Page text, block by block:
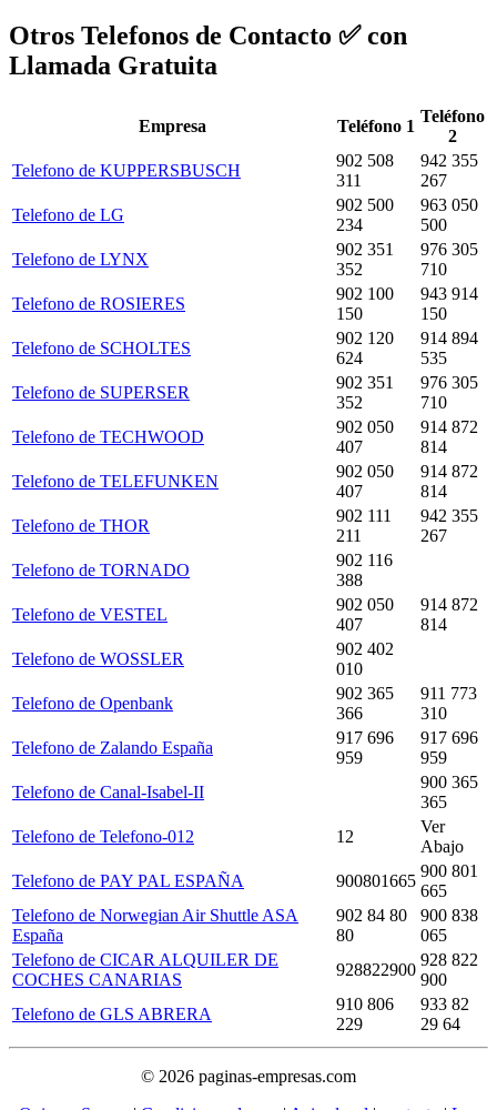
Otros Telefonos de Contacto ✅ con
Llamada Gratuita
Empresa Teléfono 1
Teléfono
2
Telefono de KUPPERSBUSCH
902 508
311
942 355
267
Telefono de LG
902 500
234
963 050
500
Telefono de LYNX
902 351
352
976 305
710
Telefono de ROSIERES
902 100
150
943 914
150
Telefono de SCHOLTES
902 120
624
914 894
535
Telefono de SUPERSER
902 351
352
976 305
710
Telefono de TECHWOOD
902 050
407
914 872
814
Telefono de TELEFUNKEN
902 050
407
914 872
814
Telefono de THOR
902 111
211
942 355
267
Telefono de TORNADO
902 116
388
Telefono de VESTEL
902 050
407
914 872
814
Telefono de WOSSLER
902 402
010
Telefono de Openbank
902 365
366
911 773
310
Telefono de Zalando España
917 696
959
917 696
959
Telefono de Canal-Isabel-II
900 365
365
Telefono de Telefono-012
12
Ver
Abajo
Telefono de PAY PAL ESPAÑA
900801665
900 801
665
Telefono de Norwegian Air Shuttle ASA
España
902 84 80
80
900 838
065
Telefono de CICAR ALQUILER DE
COCHES CANARIAS
928822900
928 822
900
Telefono de GLS ABRERA
910 806
229
933 82
29 64
© 2026 paginas-empresas.com